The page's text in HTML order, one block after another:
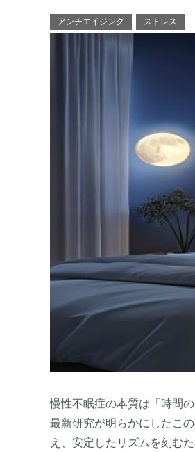
アンチエイジング ストレス
慢性不眠症の本質は「時間
最新研究が明らかにしたこ
え、安定したリズムを刻む